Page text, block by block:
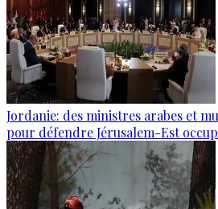
Jordanie: des ministres arabes et
pour défendre Jérusalem-Est